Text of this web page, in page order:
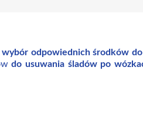
wybór odpowiednich środków
do usuwania śladów po